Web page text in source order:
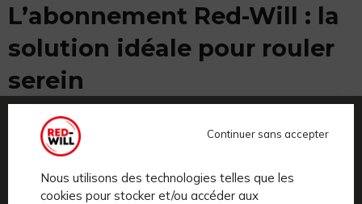
Nous utilisons des technologies telles que les
cookies pour stocker et/ou accéder aux
Continuer sans accepter
L’abonnement Red-Will : la
solution idéale pour rouler
serein
Pour ceux qui veulent se mettre au vélo électrique en ville,
Red-Willpropose une solution d’abonnement mensuel
complète et flexible, disponible à Paris et Lyon.
Avec Red-Will, vous bénéficiez :